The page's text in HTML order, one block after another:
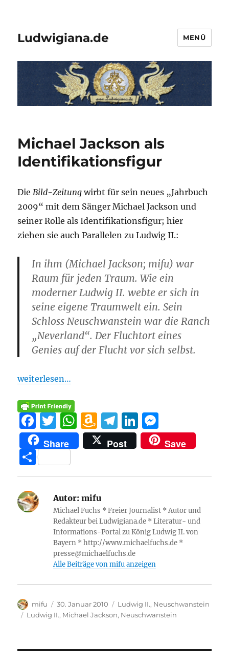
Ludwigiana.de MENÜ
Michael Jackson als
Identifikationsfigur
DieBild-Zeitungwirbt für sein neues „Jahrbuch
2009“ mit dem Sänger Michael Jackson und
seiner Rolle als Identifikationsfigur; hier
ziehen sie auch Parallelen zu Ludwig II.:
In ihm (Michael Jackson; mifu) war
Raum für jeden Traum. Wie ein
moderner Ludwig II. webte er sich in
seine eigene Traumwelt ein. Sein
Schloss Neuschwanstein war die Ranch
„Neverland“. Der Fluchtort eines
Genies auf der Flucht vor sich selbst.
weiterlesen…
F
a
c
e
o
T
w
it
te
W
h
at
p
p
A
m
a
n
W
is
h
Li
st
T
el
e
a
m
Li
n
k
n
e
ss
g
er
Share Post Save
T
ei
le
n
Autor: mifu
Michael Fuchs * Freier Journalist * Autor und
Redakteur bei Ludwigiana.de * Literatur- und
Informations-Portal zu König Ludwig II. von
Bayern * http://www.michaelfuchs.de *
presse@michaelfuchs.de
Alle Beiträge von mifu anzeigen
Autor
mifu
Veröffentlicht
am
30. Januar 2010 Kategorien
Ludwig II., Neuschwanstein
Schlagwörter
Ludwig II., Michael Jackson, Neuschwanstein